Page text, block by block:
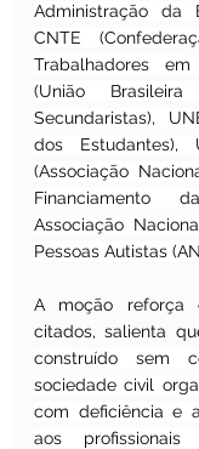
Administração da
CNTE
Trabalhadores
(União
Secundaristas),
dos Estudantes),
(Associação
Financiamento
Associação
Pessoas Autistas
A moção reforça
citados, salienta
construído sem
sociedade civil
com deficiência e
aos